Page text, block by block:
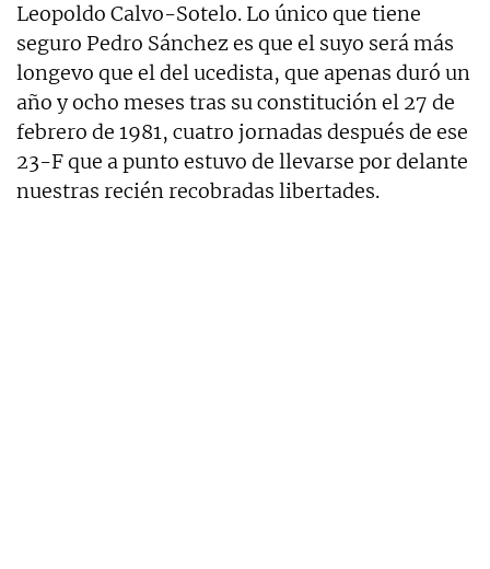
Leopoldo Calvo-Sotelo. Lo único que tiene
seguro Pedro Sánchez es que el suyo será más
longevo que el del ucedista, que apenas duró un
año y ocho meses tras su constitución el 27 de
febrero de 1981, cuatro jornadas después de ese
23-F que a punto estuvo de llevarse por delante
nuestras recién recobradas libertades.